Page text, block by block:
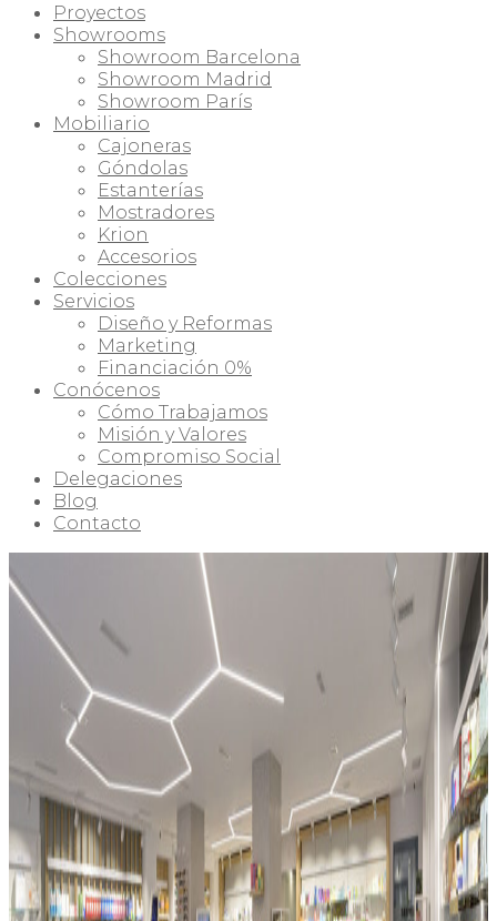
Proyectos
Showrooms
Showroom Barcelona
Showroom Madrid
Showroom París
Mobiliario
Cajoneras
Góndolas
Estanterías
Mostradores
Krion
Accesorios
Colecciones
Servicios
Diseño y Reformas
Marketing
Financiación 0%
Conócenos
Cómo Trabajamos
Misión y Valores
Compromiso Social
Delegaciones
Blog
Contacto